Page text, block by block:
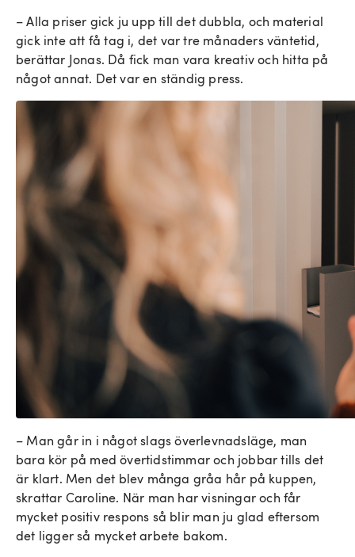
– Alla priser gick ju upp till det dubbla, och material
gick inte att få tag i, det var tre månaders väntetid,
berättar Jonas. Då fick man vara kreativ och hitta på
något annat. Det var en ständig press.
– Man går in i något slags överlevnadsläge, man
bara kör på med övertidstimmar och jobbar tills det
är klart. Men det blev många gråa hår på kuppen,
skrattar Caroline. När man har visningar och får
mycket positiv respons så blir man ju glad eftersom
det ligger så mycket arbete bakom.